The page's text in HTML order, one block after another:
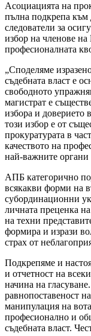
Асоциацията на
пълна подкрепа към
следователи за
избор на членове
професионалната
„Споделяме
съдебната власт е
свободното
магистрат е
избора и
този избор е от
прокуратурата в
качеството на
най-важните органи
АПБ категорично
всякакви форми на
субординационни
личната преценка
на техни
формира и изрази
страх от
Подкрепяме и
и отчетност на
начина на
равнопоставеност
манипулация на
професионално и
съдебната власт.